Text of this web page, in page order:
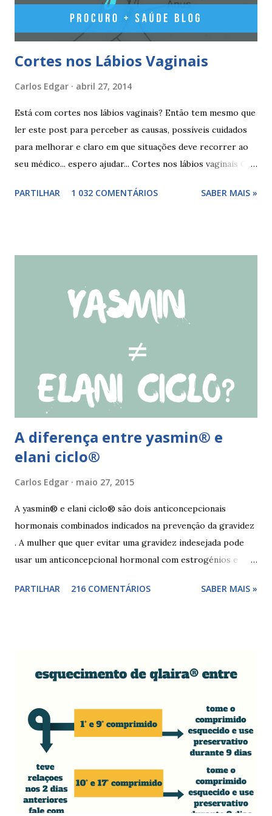
esperar pelo primeiro dia da menstruação e iniciar a pilula
Cortes nos Lábios Vaginais
Carlos Edgar abril 27, 2014
Está com cortes nos lábios vaginais? Então tem mesmo que
ler este post para perceber as causas, possíveis cuidados
para melhorar e claro em que situações deve recorrer ao
seu médico... espero ajudar... Cortes nos lábios vaginais Os
surgir devido às relações sexuais (gestos ou actos mais
nos lábios vaginais A mulher deve suspender as relações
sexuais durante 4 dias, aplicar pomada pastosa de vitamina
com sabonete de pH neutro e quando retomar as relações
está lubrificada, se necessário usar um lubrific...
PARTILHAR 1 032 COMENTÁRIOS SABER MAIS »
A diferença entre yasmin® e
elani ciclo®
Carlos Edgar maio 27, 2015
A yasmin® e elani ciclo® são dois anticoncepcionais
hormonais combinados indicados na prevenção da gravidez
. A mulher que quer evitar uma gravidez indesejada pode
usar um anticoncepcional hormonal com estrogénios e
para não correr riscos. Os anticoncepcionais yasmin® e
deve fazer uma pausa de 7 dias, para menstruar. A mulher
seguir a recomendação de seu médico. A yasmin® e elani
ciclo® são iguais? Sim são, ambas as pílulas têm a
mesma composição hormonal, apesar da yasmin ® ter
menos comprimidos, 21 comprimidos por carte...
PARTILHAR 216 COMENTÁRIOS SABER MAIS »